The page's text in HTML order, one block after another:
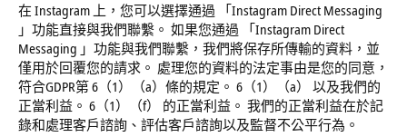
在 Instagram 上，您可以選擇通過 「Instagram Direct Messaging
」功能直接與我們聯繫。 如果您通過 「Instagram Direct
Messaging 」功能與我們聯繫，我們將保存所傳輸的資料，並
僅用於回覆您的請求。 處理您的資料的法定事由是您的同意，
符合GDPR第 6（1）（a）條的規定。 6（1）（a） 以及我們的
正當利益。 6（1）（f） 的正當利益。 我們的正當利益在於記
錄和處理客戶諮詢、評估客戶諮詢以及監督不公平行為。